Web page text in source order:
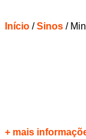
Início /Sinos /
+ mais